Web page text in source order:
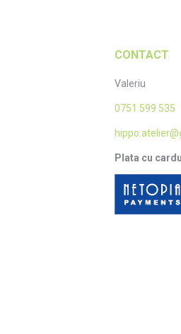
CONTACT
Valeriu
0751 599 535
Plata cu